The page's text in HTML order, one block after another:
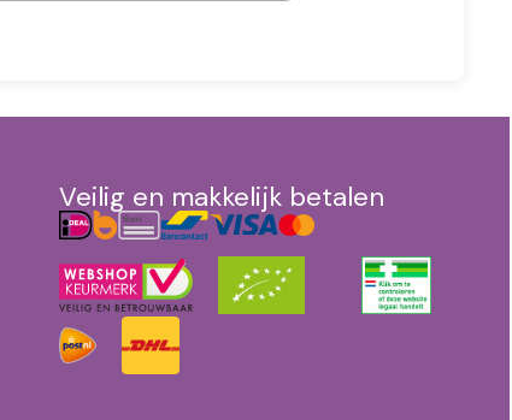
Veilig en makkelijk betalen